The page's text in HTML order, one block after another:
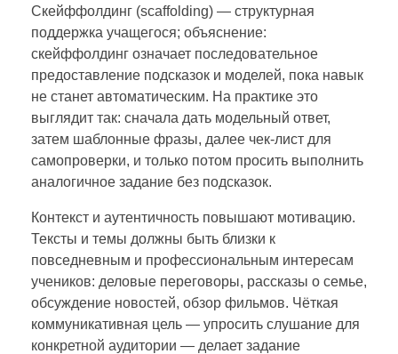
Скейффолдинг (scaffolding) — структурная
поддержка учащегося; объяснение:
скейффолдинг означает последовательное
предоставление подсказок и моделей, пока навык
не станет автоматическим. На практике это
выглядит так: сначала дать модельный ответ,
затем шаблонные фразы, далее чек-лист для
самопроверки, и только потом просить выполнить
аналогичное задание без подсказок.
Контекст и аутентичность повышают мотивацию.
Тексты и темы должны быть близки к
повседневным и профессиональным интересам
учеников: деловые переговоры, рассказы о семье,
обсуждение новостей, обзор фильмов. Чёткая
коммуникативная цель — упросить слушание для
конкретной аудитории — делает задание